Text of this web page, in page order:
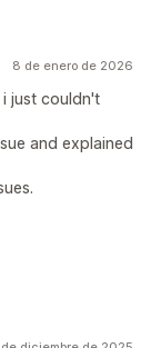
8 de enero de 2026
just couldn't
and explained